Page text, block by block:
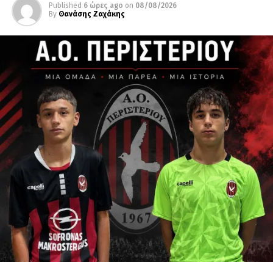
Published 6 ώρες ago on 08/08/2026
By Θανάσης Ζαχάκης